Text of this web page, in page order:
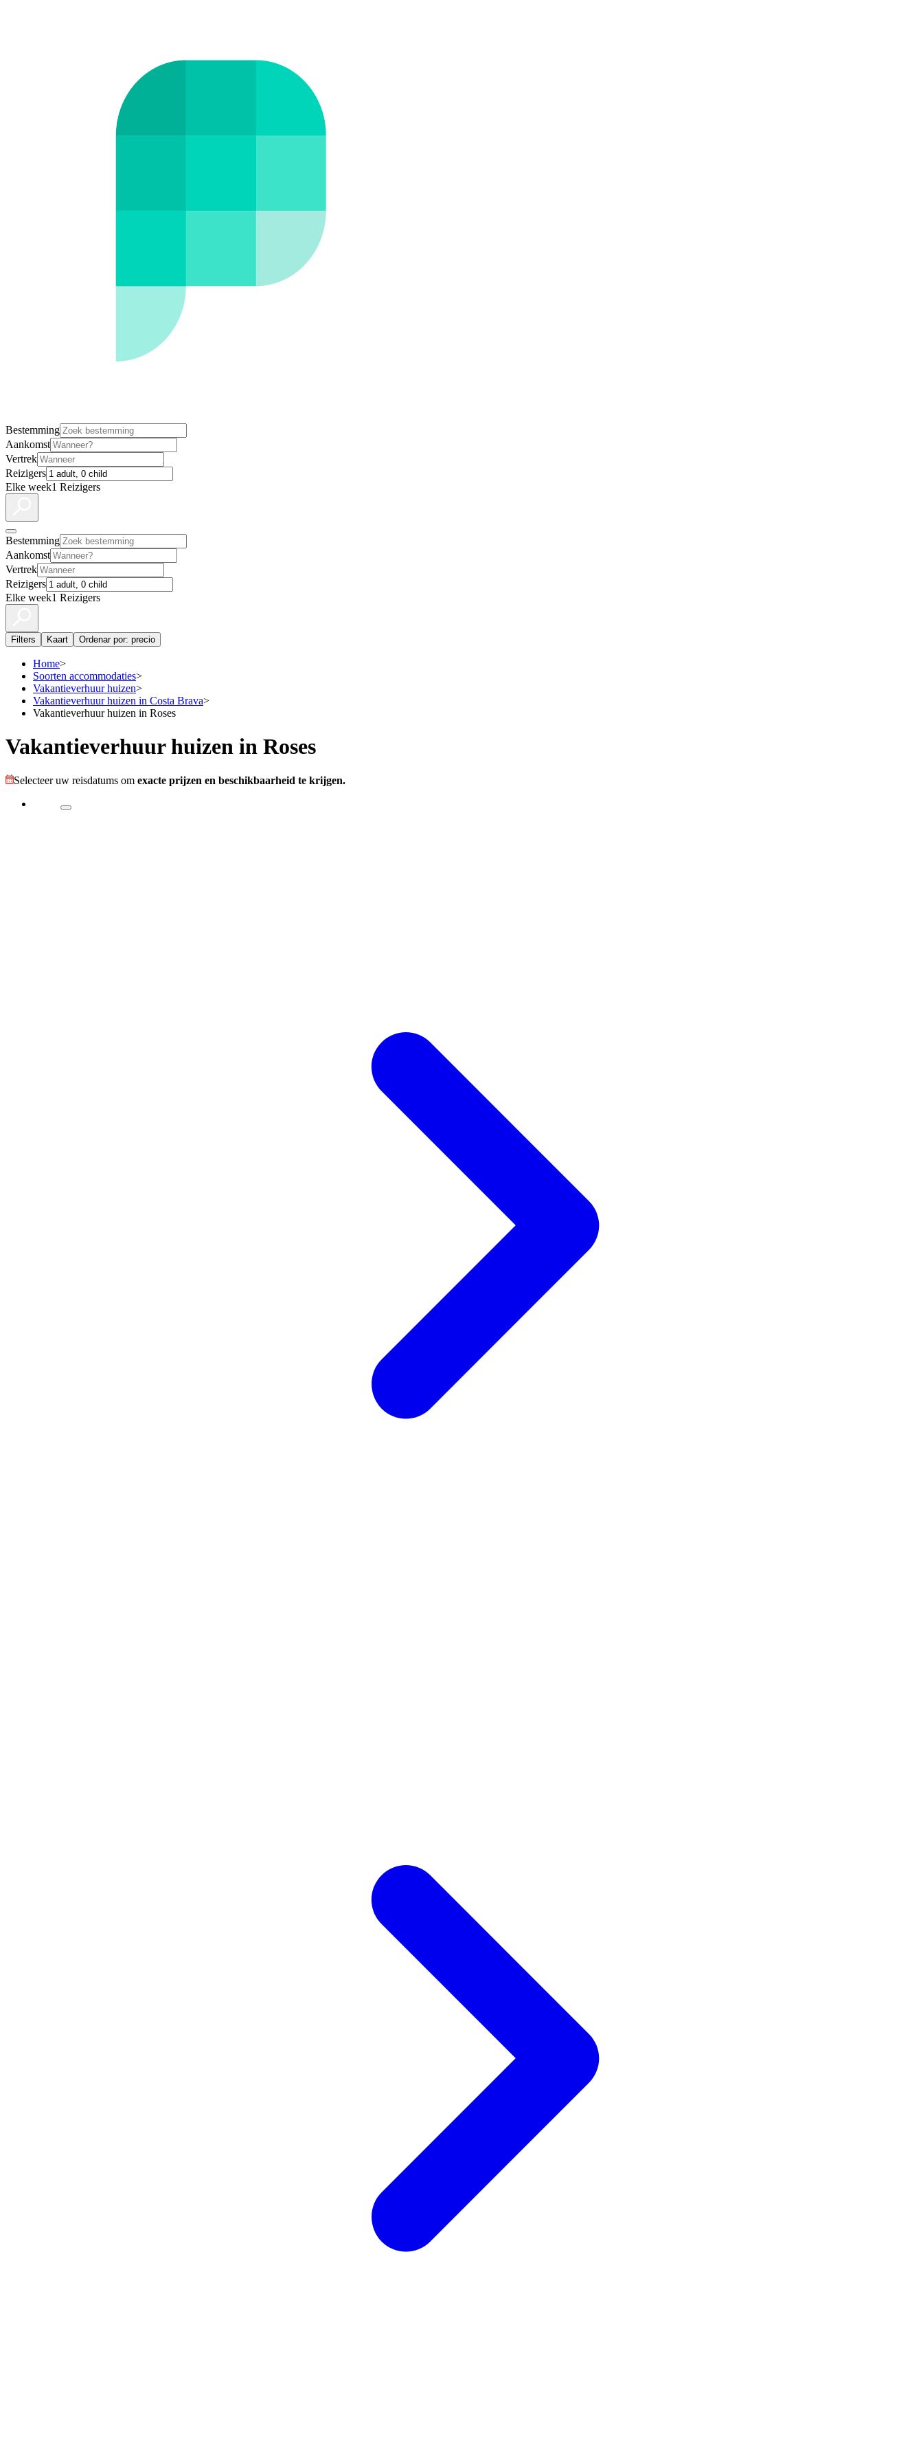
Bestemming
Aankomst
Vertrek
Reizigers
Elke week1 Reizigers
Bestemming
Aankomst
Vertrek
Reizigers
Elke week1 Reizigers
Filters Kaart Ordenar por: precio
Home>
Soorten accommodaties>
Vakantieverhuur huizen>
Vakantieverhuur huizen in Costa Brava>
Vakantieverhuur huizen in Roses
Vakantieverhuur huizen in Roses
Selecteer uw reisdatums om exacte prijzen en beschikbaarheid te krijgen.